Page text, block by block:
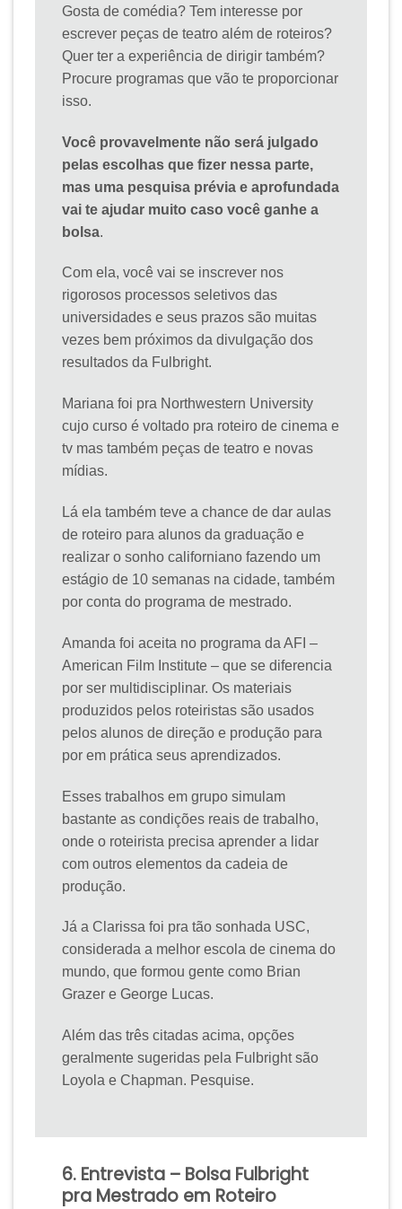
Gosta de comédia? Tem interesse por
escrever peças de teatro além de roteiros?
Quer ter a experiência de dirigir também?
Procure programas que vão te proporcionar
isso.
Você provavelmente não será julgado
pelas escolhas que fizer nessa parte,
mas uma pesquisa prévia e aprofundada
vai te ajudar muito caso você ganhe a
bolsa.
Com ela, você vai se inscrever nos
rigorosos processos seletivos das
universidades e seus prazos são muitas
vezes bem próximos da divulgação dos
resultados da Fulbright.
Mariana foi pra Northwestern University
cujo curso é voltado pra roteiro de cinema e
tv mas também peças de teatro e novas
mídias.
Lá ela também teve a chance de dar aulas
de roteiro para alunos da graduação e
realizar o sonho californiano fazendo um
estágio de 10 semanas na cidade, também
por conta do programa de mestrado.
Amanda foi aceita no programa da AFI –
American Film Institute – que se diferencia
por ser multidisciplinar. Os materiais
produzidos pelos roteiristas são usados
pelos alunos de direção e produção para
por em prática seus aprendizados.
Esses trabalhos em grupo simulam
bastante as condições reais de trabalho,
onde o roteirista precisa aprender a lidar
com outros elementos da cadeia de
produção.
Já a Clarissa foi pra tão sonhada USC,
considerada a melhor escola de cinema do
mundo, que formou gente como Brian
Grazer e George Lucas.
Além das três citadas acima, opções
geralmente sugeridas pela Fulbright são
Loyola e Chapman. Pesquise.
6. Entrevista – Bolsa Fulbright
pra Mestrado em Roteiro